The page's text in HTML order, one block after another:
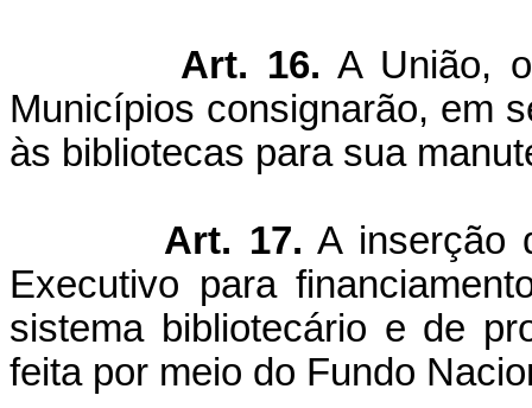
Art. 16. A União,
Municípios consignarão, em
às bibliotecas para sua
Art. 17. A inserção
Executivo para
sistema bibliotecário e de
feita por meio do Fundo